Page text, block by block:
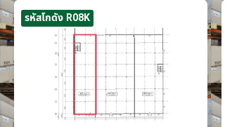
รหัสโกดัง R08K